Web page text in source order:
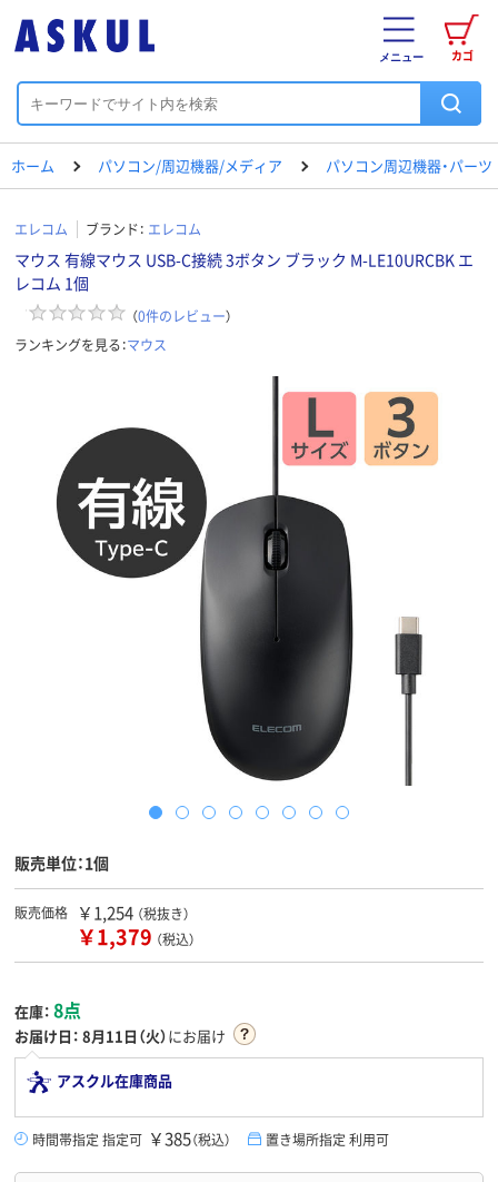
カゴ
メニュー
ホーム パソコン/周辺機器/メディア パソコン周辺機器・パーツ
エレコム ブランド： エレコム
マウス 有線マウス USB-C接続 3ボタン ブラック M-LE10URCBK エ
レコム 1個
（0件のレビュー）
ランキングを見る：マウス
販売単位：1個
販売価格 ￥1,254 （税抜き）
￥1,379 （税込）
在庫： 8点
お届け日： 8月11日（火）にお届け
アスクル在庫商品
時間帯指定 指定可 ￥385（税込） 置き場所指定 利用可